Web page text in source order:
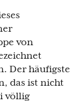
von
Der häufigste
das ist nicht
völlig